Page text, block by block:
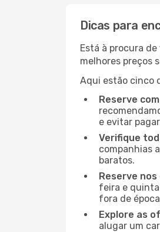
Dicas para
Está à procura
melhores preços
Aqui estão cinco
Reserve
e evitar
Verifique
companhias
baratos.
Reserve
feira e
fora de
Explore as
alugar um